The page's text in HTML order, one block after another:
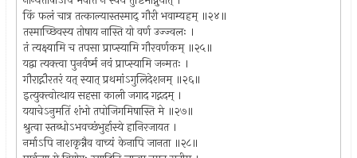
किं फलं चात्र तत्काल्यास्तस्माद् गौरी भवाम्यहम् ॥२४॥
तस्माच्छिवस्य तोषाय नास्ति यो वर्ण उज्ज्वलः ।
तं त्यक्ष्यामि च तपसा प्राप्स्यामि गौरवर्णकम् ॥२५॥
यद्वा त्यक्त्वा पुनर्वर्ष्म नवं प्राप्स्यामि जन्मतः ।
गौराद्गौरतरं यत् स्यात् प्रथमांऽगुलिदेशनम् ॥२६॥
इत्युक्त्वोत्थाय सहसा काली जगाद गद्गदम् ।
ययाचेऽनुमतिं शंभो तपोजिगमिषास्ति मे ॥२७॥
श्रुत्वा स्तब्धोऽभवच्छंभुर्हास्ये हानिरजायत ।
नर्माऽपि नाशकृन्नैव वाच्यं केनापि जानता ॥२८॥